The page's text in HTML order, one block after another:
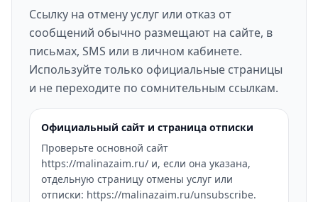
Ссылку на отмену услуг или отказ от
сообщений обычно размещают на сайте, в
письмах, SMS или в личном кабинете.
Используйте только официальные страницы
и не переходите по сомнительным ссылкам.
Официальный сайт и страница отписки
Проверьте основной сайт
https://malinazaim.ru/ и, если она указана,
отдельную страницу отмены услуг или
отписки: https://malinazaim.ru/unsubscribe.